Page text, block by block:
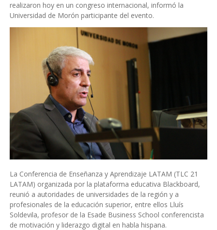
realizaron hoy en un congreso internacional, informó la
Universidad de Morón participante del evento.
La Conferencia de Enseñanza y Aprendizaje LATAM (TLC 21
LATAM) organizada por la plataforma educativa Blackboard,
reunió a autoridades de universidades de la región y a
profesionales de la educación superior, entre ellos Lluís
Soldevila, profesor de la Esade Business School conferencista
de motivación y liderazgo digital en habla hispana.